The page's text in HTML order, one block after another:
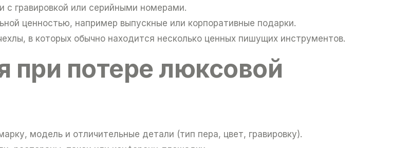
с гравировкой или серийными номерами.
ценностью, например выпускные или корпоративные подарки.
в которых обычно находится несколько ценных пишущих инструментов.
при потере люксовой
модель и отличительные детали (тип пера, цвет, гравировку).